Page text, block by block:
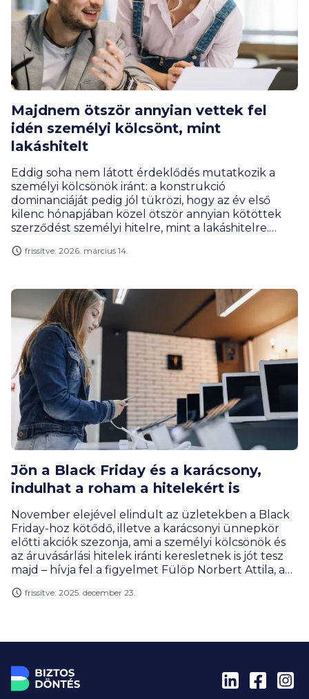
Majdnem ötször annyian vettek fel
idén személyi kölcsönt, mint
lakáshitelt
Eddig soha nem látott érdeklődés mutatkozik a
személyi kölcsönök iránt: a konstrukció
dominanciáját pedig jól tükrözi, hogy az év első
kilenc hónapjában közel ötször annyian kötöttek
szerződést személyi hitelre, mint a lakáshitelre.
lakossági terméknél is csökkent a hitelfelvételek
kölcsönöknél több mint 15 százalékkal nőtt.
frissítve: 2026. március 14.
Jön a Black Friday és a karácsony,
indulhat a roham a hitelekért is
November elejével elindult az üzletekben a Black
Friday-hoz kötődő, illetve a karácsonyi ünnepkör
előtti akciók szezonja, ami a személyi kölcsönök és
az áruvásárlási hitelek iránti keresletnek is jót tesz
majd – hívja fel a figyelmet Fülöp Norbert Attila, a
kölcsönöknél az év végi időszaktól függetlenül is az
képest.
frissítve: 2025. december 23.